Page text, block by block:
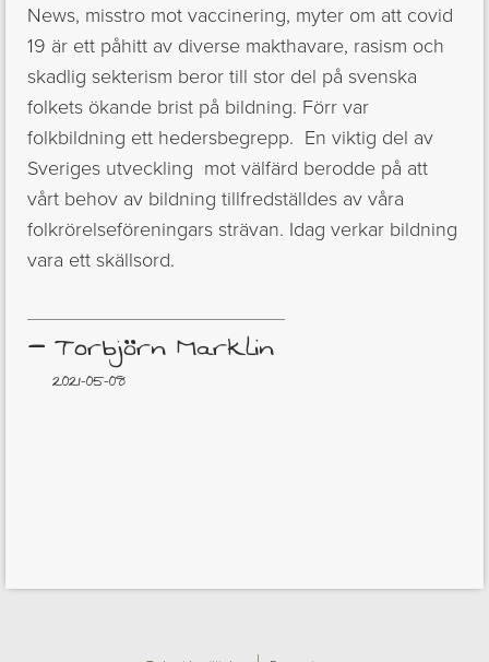
News, misstro mot vaccinering, myter om att covid
19 är ett påhitt av diverse makthavare, rasism och
skadlig sekterism beror till stor del på svenska
folkets ökande brist på bildning. Förr var
folkbildning ett hedersbegrepp. En viktig del av
Sveriges utveckling mot välfärd berodde på att
vårt behov av bildning tillfredställdes av våra
folkrörelseföreningars strävan. Idag verkar bildning
vara ett skällsord.
–Torbjörn Marklin
2021-05-08